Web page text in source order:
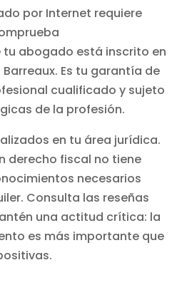
por Internet requiere
abogado está inscrito en
Es tu garantía de
cualificado y sujeto
de la profesión.
en tu área jurídica.
derecho fiscal no tiene
necesarios
Consulta las reseñas
una actitud crítica: la
es más importante que